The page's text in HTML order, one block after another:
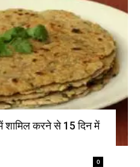
शामिल करने से 15 दिन में
0